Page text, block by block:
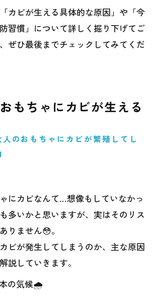
カビが生える具体的な原因」や「今
習慣」について詳しく掘り下げてご
ぜひ最後までチェックしてみてくだ
もちゃにカビが生える
のおもちゃにカビが繁殖してし
ゃにカビなんて…想像もしていなかっ
多いかと思いますが、実はそのリス
りません😳。
ビが発生してしまうのか、主な原因
説していきます。
の気候🌧